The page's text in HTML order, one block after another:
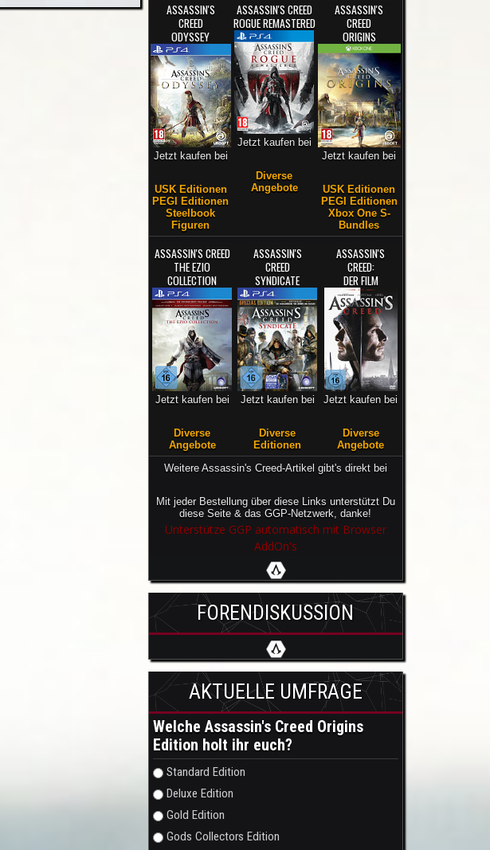
ASSASSIN'S
CREED
ODYSSEY
Jetzt kaufen bei
USK Editionen
PEGI Editionen
Steelbook
Figuren
ASSASSIN'S CREED
ROGUE REMASTERED
Jetzt kaufen bei
Diverse
Angebote
ASSASSIN'S
CREED
ORIGINS
Jetzt kaufen bei
USK Editionen
PEGI Editionen
Xbox One S-
Bundles
ASSASSIN'S CREED
THE EZIO
COLLECTION
Jetzt kaufen bei
Diverse
Angebote
ASSASSIN'S
CREED
SYNDICATE
Jetzt kaufen bei
Diverse
Editionen
ASSASSIN'S
CREED:
DER FILM
Jetzt kaufen bei
Diverse
Angebote
Weitere Assassin's Creed-Artikel gibt's direkt bei
Mit jeder Bestellung über diese Links unterstützt Du
diese Seite & das GGP-Netzwerk, danke!
Unterstütze GGP automatisch mit Browser
AddOn's
FORENDISKUSSION
AKTUELLE UMFRAGE
Welche Assassin's Creed Origins
Edition holt ihr euch?
Auswahlmöglichkeiten
Standard Edition
Deluxe Edition
Gold Edition
Gods Collectors Edition